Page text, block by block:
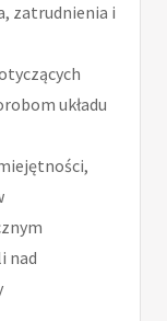
zatrudnienia i
układu
nad